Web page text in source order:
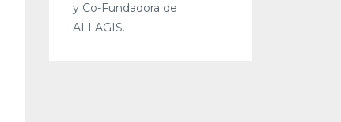
y Co-Fundadora de
ALLAGIS.